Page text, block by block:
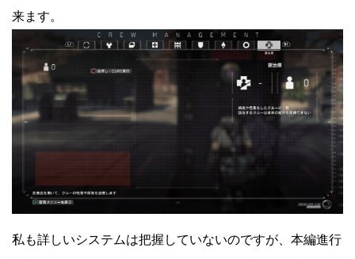
来ます。
私も詳しいシステムは把握していないのですが、本編進行